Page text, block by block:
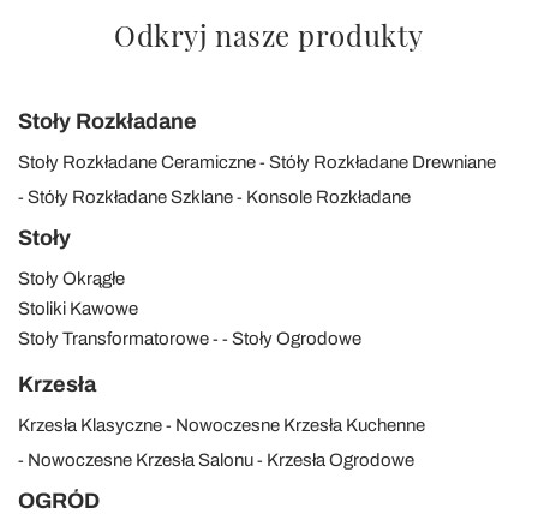
Odkryj nasze produkty
Stoły Rozkładane
Stoły Rozkładane Ceramiczne
Stóły Rozkładane Drewniane
Stóły Rozkładane Szklane
Konsole Rozkładane
Stoły
Stoły Okrągłe
Stoliki Kawowe
Stoły Transformatorowe
Stoły Ogrodowe
Krzesła
Krzesła Klasyczne
Nowoczesne Krzesła Kuchenne
Nowoczesne Krzesła Salonu
Krzesła Ogrodowe
OGRÓD